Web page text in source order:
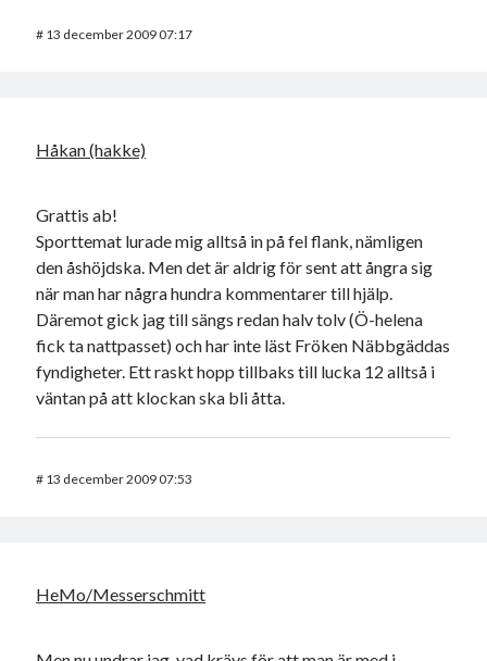
# 13 december 2009 07:17
Håkan (hakke)
Grattis ab!
Sporttemat lurade mig alltså in på fel flank, nämligen
den åshöjdska. Men det är aldrig för sent att ångra sig
när man har några hundra kommentarer till hjälp.
Däremot gick jag till sängs redan halv tolv (Ö-helena
fick ta nattpasset) och har inte läst Fröken Näbbgäddas
fyndigheter. Ett raskt hopp tillbaks till lucka 12 alltså i
väntan på att klockan ska bli åtta.
# 13 december 2009 07:53
HeMo/Messerschmitt